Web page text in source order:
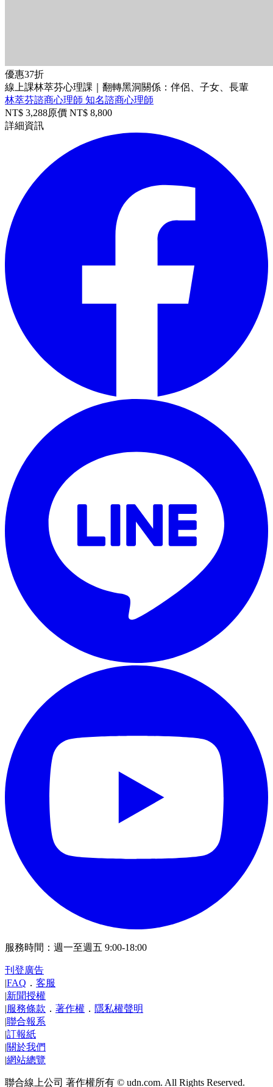
優惠37折
線上課林萃芬心理課｜翻轉黑洞關係：伴侶、子女、長輩
林萃芬諮商心理師 知名諮商心理師
NT$ 3,288原價 NT$ 8,800
詳細資訊
服務時間：週一至週五 9:00-18:00
刊登廣告
|FAQ ． 客服
|新聞授權
|服務條款 ． 著作權 ． 隱私權聲明
|聯合報系
|訂報紙
|關於我們
|網站總覽
聯合線上公司 著作權所有 © udn.com. All Rights Reserved.